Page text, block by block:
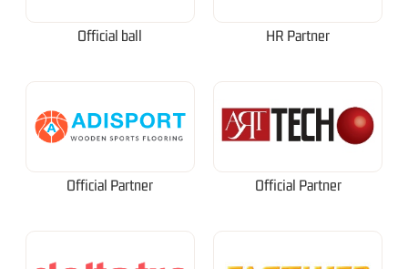
Official ball HR Partner
Official Partner Official Partner